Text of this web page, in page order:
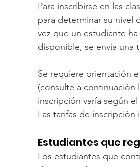
Para inscribirse en las
para determinar su nivel
vez que un estudiante
disponible, se envía una
Se requiere orientación
(consulte a continuación
inscripción varía según
Las tarifas de
Estudiantes que
Los estudiantes que